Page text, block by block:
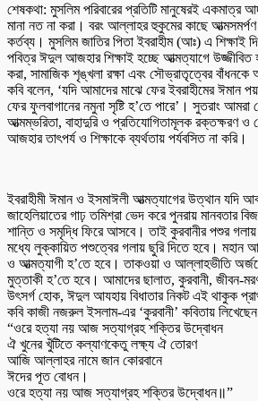
শেষকথা: মুসলিম পরিবারের প্রতিটি মানুষেরই একমাত্র
মানা নত না করা। বরং আল্লাহর হুকুমের কাছে
কর্তব্য। মুসলিম জাতির পিতা ইবরাহীম (আঃ) এ শিক্ষাই
পবিত্র ঈদুল আজহার শিক্ষাই হচ্ছে আত্মত্যাগে উজ্জীবিত
করা, সামাজিক শৃঙ্খলা রক্ষা এবং সৌভ্রাতৃত্বের
কবি বলেন, ‘যদি আমাদের মাঝে ফের ইবরাহীমের ঈমান
ফের ফুলবাগানের নমুনা সৃষ্টি হ’তে পারে’। সুতরাং
আত্মম্ভরিতা, বাহাদুরি ও প্রতিযোগিতামূলক রক্তক্ষরণ
আজহার তাৎপর্য ও শিক্ষাকে ব্যর্থতায় পর্যবসিত না করি।
ইবরাহীমী ঈমান ও ইসমাঈলী আত্মত্যাগের উত্থান যদি
জাহেলিয়াতের গাঢ় তমিশ্রা ভেদ করে পুনরায় মানবতার
শান্তি ও সমৃদ্ধি ফিরে আসবে। তাই কুরবানীর পশুর গলায়
মধ্যে লুক্কায়িত পশুত্বের গলায় ছুরি দিতে হবে। মহান
ও আত্মত্যাগী হ’তে হবে। তাকওয়া ও আল্লাহভীতি
মুত্তাকী হ’তে হবে। আমাদের ছালাত, কুরবানী, জীবন-
উৎসর্গ হোক, ঈদুল আযহায় বিধাতার নিকট এই থাকুক
কবি কাজী নজরুল ইসলাম-এর ‘কুরবানী’ কবিতায়
“ওরে হত্যা নয় আজ সত্যাগ্রহ শক্তির উদ্বোধন
ঐ খুনের খুঁটিতে কল্যাণকেতু লক্ষ্য ঐ তোরণ
আজি আল্লাহর নামে জান কোরবানে
ঈদের পূত বোধন।
ওরে হত্যা নয় আজ সত্যাগ্রহ শক্তির উদ্বোধন॥”